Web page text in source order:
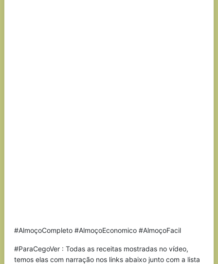
#AlmoçoCompleto #AlmoçoEconomico #AlmoçoFacil
#ParaCegoVer : Todas as receitas mostradas no vídeo,
temos elas com narração nos links abaixo junto com a lista